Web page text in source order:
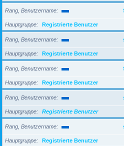
Rang, Benutzername
Hauptgruppe Registrierte Benutzer
Rang, Benutzername
Hauptgruppe Registrierte Benutzer
Rang, Benutzername
Hauptgruppe Registrierte Benutzer
Rang, Benutzername
Hauptgruppe Registrierte Benutzer
Rang, Benutzername
Hauptgruppe Registrierte Benutzer